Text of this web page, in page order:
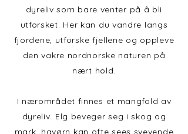
dyreliv som bare venter på å bli
utforsket. Her kan du vandre langs
fjordene, utforske fjellene og oppleve
den vakre nordnorske naturen på
nært hold.
I nærområdet finnes et mangfold av
dyreliv. Elg beveger seg i skog og
mark, havørn kan ofte sees svevende